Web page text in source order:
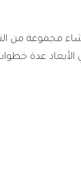
مجموعة من
الأبعاد عدة